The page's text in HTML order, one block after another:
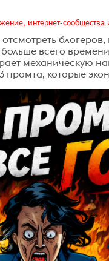
блогеров,
всего
механическую
промта, которые